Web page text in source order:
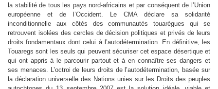
la stabilité de tous les pays nord-africains et par conséquent de l’Union
européenne et de l’Occident. Le CMA déclare sa solidarité
inconditionnelle aux côtés des communautés touarègues qui se
retrouvent isolées des cercles de décision politiques et privés de leurs
droits fondamentaux dont celui à l’autodétermination. En définitive, les
Touaregs sont les seuls qui peuvent sécuriser cet espace désertique et
qui ont appris à le parcourir partout et à en connaître ses dangers et
ses menaces. L’octroi de leurs droits de l’autodétermination, basée sur
la déclaration universelle des Nations unies sur les Droits des peuples